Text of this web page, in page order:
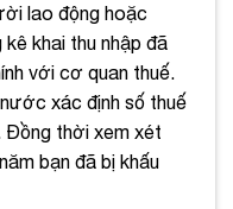
lao động hoặc
khai thu nhập đã
với cơ quan thuế.
xác định số thuế
Đồng thời xem xét
bạn đã bị khấu